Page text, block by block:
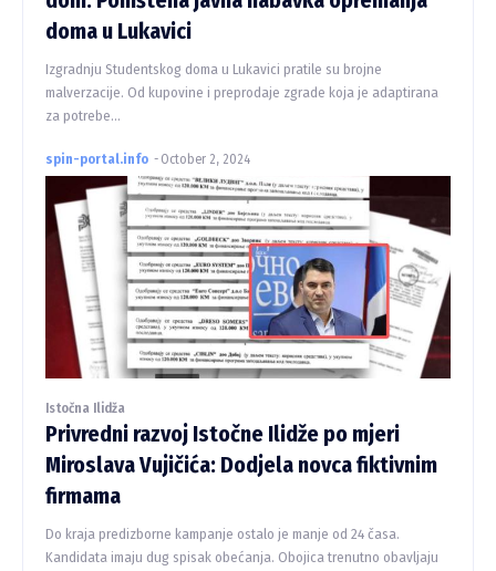
doma u Lukavici
Izgradnju Studentskog doma u Lukavici pratile su brojne
malverzacije. Od kupovine i preprodaje zgrade koja je adaptirana
za potrebe...
spin-portal.info - October 2, 2024
Istočna Ilidža
Privredni razvoj Istočne Ilidže po mjeri
Miroslava Vujičića: Dodjela novca fiktivnim
firmama
Do kraja predizborne kampanje ostalo je manje od 24 časa.
Kandidata imaju dug spisak obećanja. Obojica trenutno obavljaju